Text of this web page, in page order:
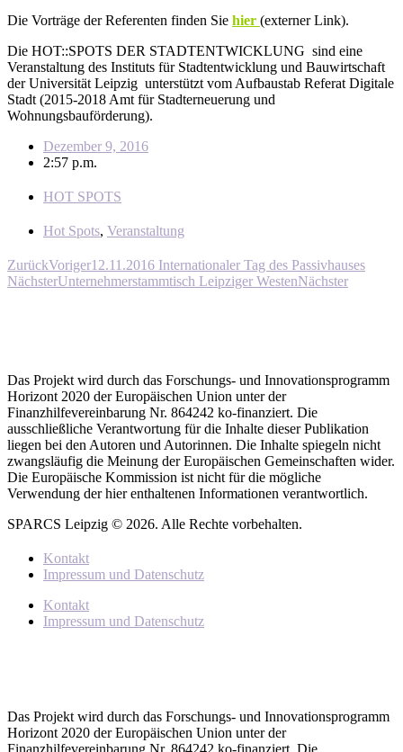
Die Vorträge der Referenten finden Sie hier (externer Link).
Die HOT::SPOTS DER STADTENTWICKLUNG sind eine
Veranstaltung des Instituts für Stadtentwicklung und Bauwirtschaft
der Universität Leipzig unterstützt vom Aufbaustab Referat Digitale
Stadt (2015-2018 Amt für Stadterneuerung und
Wohnungsbauförderung).
Dezember 9, 2016
2:57 p.m.
HOT SPOTS
Hot Spots, Veranstaltung
ZurückVoriger12.11.2016 Internationaler Tag des Passivhauses
NächsterUnternehmerstammtisch Leipziger WestenNächster
Das Projekt wird durch das Forschungs- und Innovationsprogramm
Horizont 2020 der Europäischen Union unter der
Finanzhilfevereinbarung Nr. 864242 ko-finanziert. Die
ausschließliche Verantwortung für die Inhalte dieser Publikation
liegen bei den Autoren und Autorinnen. Die Inhalte spiegeln nicht
zwangsläufig die Meinung der Europäischen Gemeinschaften wider.
Die Europäische Kommission ist nicht für die mögliche
Verwendung der hier enthaltenen Informationen verantwortlich.
SPARCS Leipzig © 2026. Alle Rechte vorbehalten.
Kontakt
Impressum und Datenschutz
Kontakt
Impressum und Datenschutz
Das Projekt wird durch das Forschungs- und Innovationsprogramm
Horizont 2020 der Europäischen Union unter der
Finanzhilfevereinbarung Nr. 864242 ko-finanziert. Die